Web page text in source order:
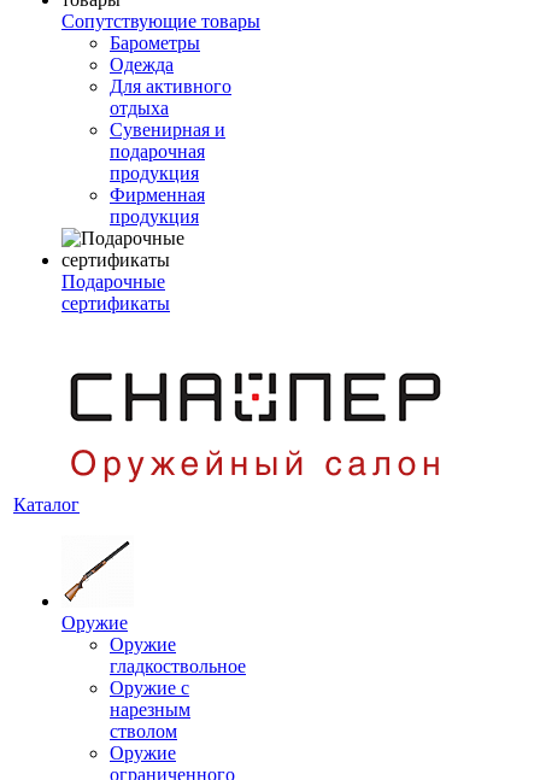
Сопутствующие товары
Барометры
Одежда
Для активного
отдыха
Сувенирная и
подарочная
продукция
Фирменная
продукция
Подарочные
сертификаты
Каталог
Оружие
Оружие
гладкоствольное
Оружие с
нарезным
стволом
Оружие
ограниченного